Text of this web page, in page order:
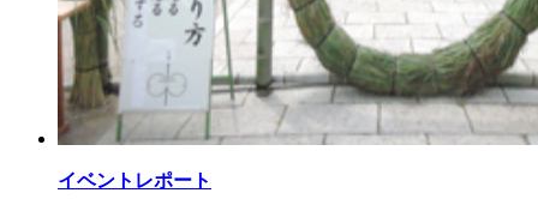
イベントレポート